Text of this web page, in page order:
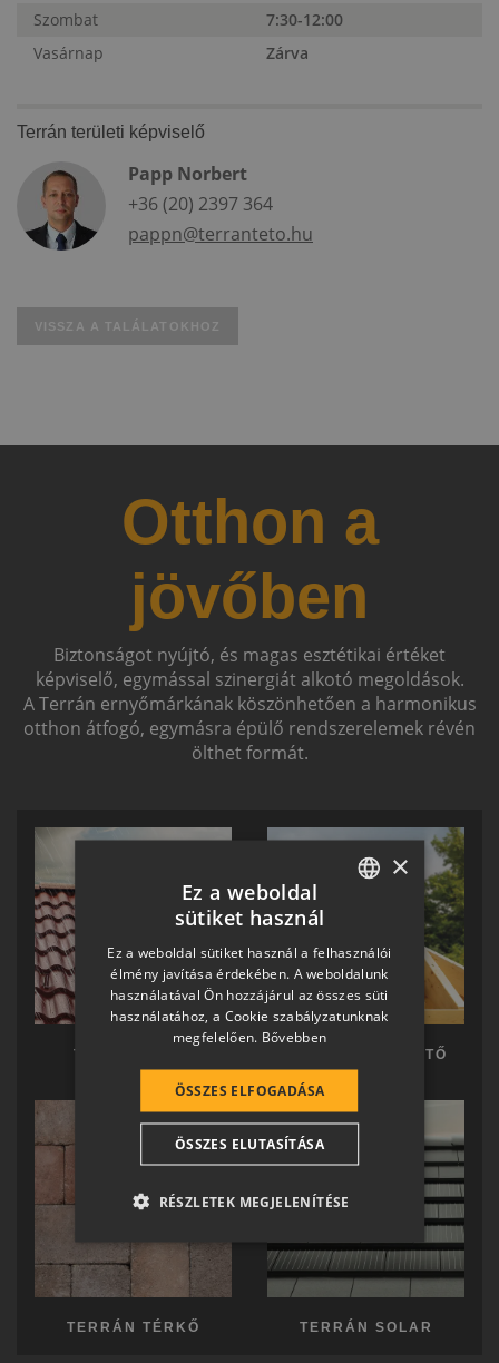
Szombat
7:30-12:00
Vasárnap
Zárva
Terrán területi képviselő
Papp Norbert
+36 (20) 2397 364
pappn@terranteto.hu
VISSZA A TALÁLATOKHOZ
Otthon a
jövőben
Biztonságot nyújtó, és magas esztétikai értéket
képviselő, egymással szinergiát alkotó megoldások.
A Terrán ernyőmárkának köszönhetően a harmonikus
otthon átfogó, egymásra épülő rendszerelemek révén
ölthet formát.
TERRÁN TETŐ TERRÁN KÉSZTETŐ
TERRÁN TÉRKŐ TERRÁN SOLAR
HUNGARIAN
SLOVAK
GERMAN
ROMANIAN
CROATIAN
SR
RO-HU
ITALIAN
×
Ez a weboldal
sütiket használ
Ez a weboldal sütiket használ a felhasználói
élmény javítása érdekében. A weboldalunk
használatával Ön hozzájárul az összes süti
használatához, a Cookie szabályzatunknak
megfelelően. Bővebben
ÖSSZES ELFOGADÁSA
ÖSSZES ELUTASÍTÁSA
RÉSZLETEK MEGJELENÍTÉSE